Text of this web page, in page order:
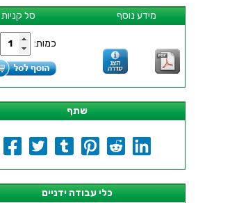
סל קניות מידע נוסף
כמות:
שתף
כלי עבודה ידניים